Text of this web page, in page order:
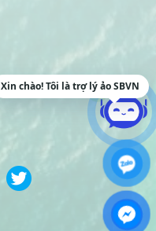
Xin chào! Tôi là trợ lý ảo SBVN